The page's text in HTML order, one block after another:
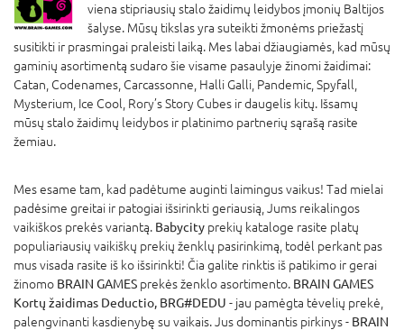
viena stipriausių stalo žaidimų leidybos įmonių Baltijos
šalyse. Mūsų tikslas yra suteikti žmonėms priežastį
susitikti ir prasmingai praleisti laiką. Mes labai džiaugiamės, kad mūsų
gaminių asortimentą sudaro šie visame pasaulyje žinomi žaidimai:
Catan, Codenames, Carcassonne, Halli Galli, Pandemic, Spyfall,
Mysterium, Ice Cool, Rory’s Story Cubes ir daugelis kitų. Išsamų
mūsų stalo žaidimų leidybos ir platinimo partnerių sąrašą rasite
žemiau.
Mes esame tam, kad padėtume auginti laimingus vaikus! Tad mielai
padėsime greitai ir patogiai išsirinkti geriausią, Jums reikalingos
vaikiškos prekės variantą. Babycity prekių kataloge rasite platų
populiariausių vaikiškų prekių ženklų pasirinkimą, todėl perkant pas
mus visada rasite iš ko išsirinkti! Čia galite rinktis iš patikimo ir gerai
žinomo BRAIN GAMES prekės ženklo asortimento. BRAIN GAMES
Kortų žaidimas Deductio, BRG#DEDU - jau pamėgta tėvelių prekė,
palengvinanti kasdienybę su vaikais. Jus dominantis pirkinys - BRAIN